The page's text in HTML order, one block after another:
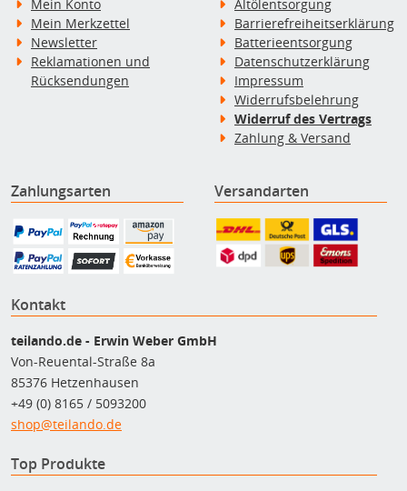
Mein Konto
Mein Merkzettel
Newsletter
Reklamationen und
Rücksendungen
Altölentsorgung
Barrierefreiheitserklärung
Batterieentsorgung
Datenschutzerklärung
Impressum
Widerrufsbelehrung
Widerruf des Vertrags
Zahlung & Versand
Zahlungsarten Versandarten
Kontakt
teilando.de - Erwin Weber GmbH
Von-Reuental-Straße 8a
85376 Hetzenhausen
+49 (0) 8165 / 5093200
shop@teilando.de
Top Produkte